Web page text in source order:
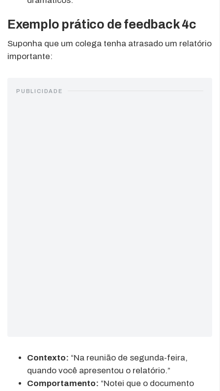
Exemplo prático de feedback 4c
Suponha que um colega tenha atrasado um relatório
importante:
PUBLICIDADE
Contexto: “Na reunião de segunda-feira,
quando você apresentou o relatório.”
Comportamento: “Notei que o documento